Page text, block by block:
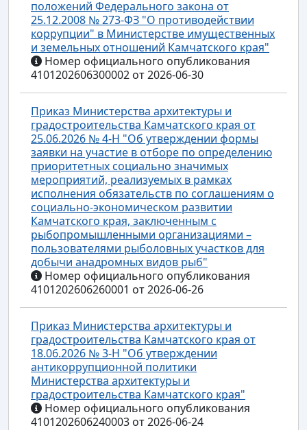
положений Федерального закона от
25.12.2008 № 273-ФЗ "О противодействии
коррупции" в Министерстве имущественных
и земельных отношений Камчатского края"
Номер официального опубликования
4101202606300002 от 2026-06-30
Приказ Министерства архитектуры и
градостроительства Камчатского края от
25.06.2026 № 4-Н "Об утверждении формы
заявки на участие в отборе по определению
приоритетных социально значимых
мероприятий, реализуемых в рамках
исполнения обязательств по соглашениям о
социально-экономическом развитии
Камчатского края, заключенным с
рыбопромышленными организациями –
пользователями рыболовных участков для
добычи анадромных видов рыб"
Номер официального опубликования
4101202606260001 от 2026-06-26
Приказ Министерства архитектуры и
градостроительства Камчатского края от
18.06.2026 № 3-Н "Об утверждении
антикоррупционной политики
Министерства архитектуры и
градостроительства Камчатского края"
Номер официального опубликования
4101202606240003 от 2026-06-24